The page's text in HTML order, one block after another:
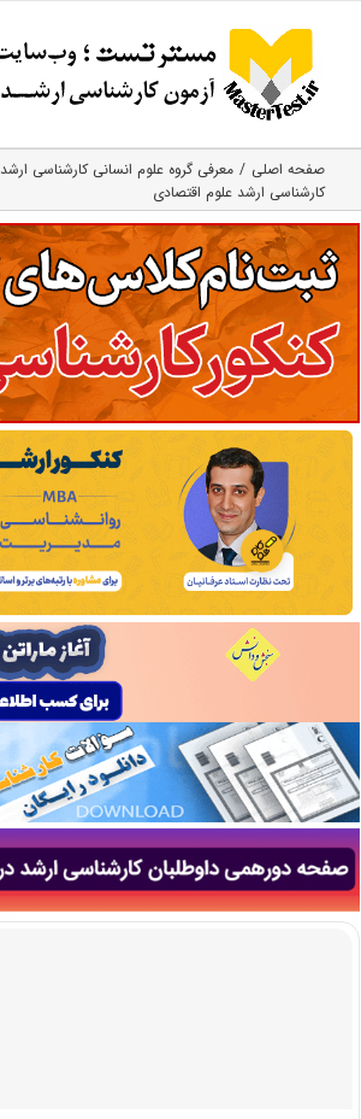
content
صفحه اصلی
معرفی گروه علوم انسانی کارشناسی ارشد
کارشناسی ارشد علوم اقتصادی